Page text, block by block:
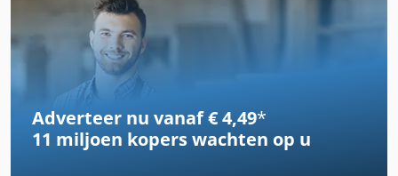
Adverteer nu vanaf € 4,49*
11 miljoen koperswachten op u